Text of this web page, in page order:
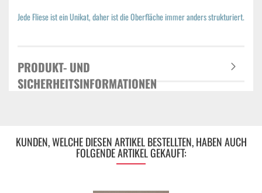
Jede Fliese ist ein Unikat, daher ist die Oberfläche immer anders strukturiert.
PRODUKT- UND
SICHERHEITSINFORMATIONEN
KUNDEN, WELCHE DIESEN ARTIKEL BESTELLTEN, HABEN AUCH
FOLGENDE ARTIKEL GEKAUFT: